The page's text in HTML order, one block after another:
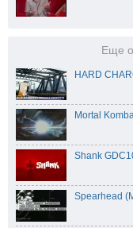
Еще
HARD
Mortal
Shank
Spearhead